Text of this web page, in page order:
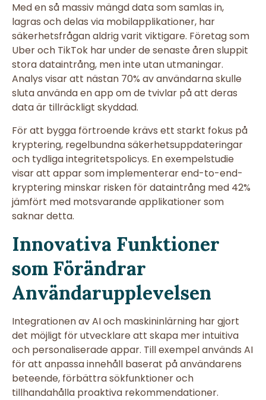
Med en så massiv mängd data som samlas in,
lagras och delas via mobilapplikationer, har
säkerhetsfrågan aldrig varit viktigare. Företag som
Uber och TikTok har under de senaste åren sluppit
stora dataintrång, men inte utan utmaningar.
Analys visar att nästan 70% av användarna skulle
sluta använda en app om de tvivlar på att deras
data är tillräckligt skyddad.
För att bygga förtroende krävs ett starkt fokus på
kryptering, regelbundna säkerhetsuppdateringar
och tydliga integritetspolicys. En exempelstudie
visar att appar som implementerar end-to-end-
kryptering minskar risken för dataintrång med 42%
jämfört med motsvarande applikationer som
saknar detta.
Innovativa Funktioner
som Förändrar
Användarupplevelsen
Integrationen av AI och maskininlärning har gjort
det möjligt för utvecklare att skapa mer intuitiva
och personaliserade appar. Till exempel används AI
för att anpassa innehåll baserat på användarens
beteende, förbättra sökfunktioner och
tillhandahålla proaktiva rekommendationer.